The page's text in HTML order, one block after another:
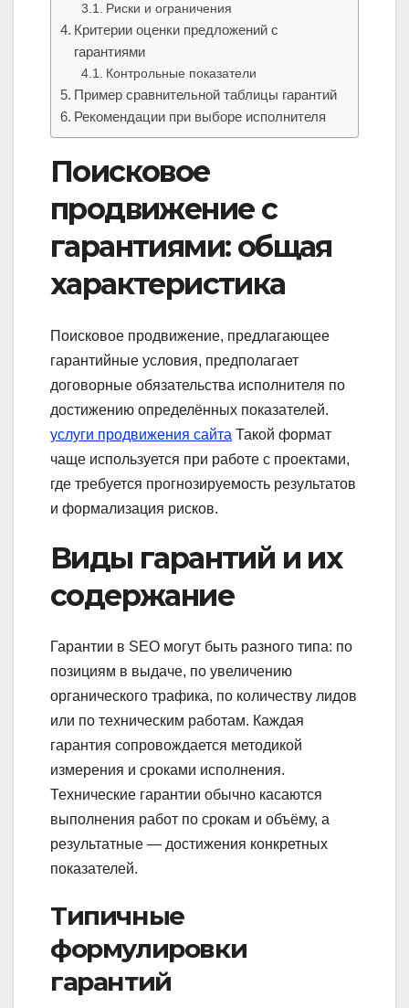
Риски и ограничения
Критерии оценки предложений с
гарантиями
Контрольные показатели
Пример сравнительной таблицы гарантий
Рекомендации при выборе исполнителя
Поисковое
продвижение с
гарантиями: общая
характеристика
Поисковое продвижение, предлагающее
гарантийные условия, предполагает
договорные обязательства исполнителя по
достижению определённых показателей.
услуги продвижения сайта Такой формат
чаще используется при работе с проектами,
где требуется прогнозируемость результатов
и формализация рисков.
Виды гарантий и их
содержание
Гарантии в SEO могут быть разного типа: по
позициям в выдаче, по увеличению
органического трафика, по количеству лидов
или по техническим работам. Каждая
гарантия сопровождается методикой
измерения и сроками исполнения.
Технические гарантии обычно касаются
выполнения работ по срокам и объёму, а
результатные — достижения конкретных
показателей.
Типичные
формулировки
гарантий